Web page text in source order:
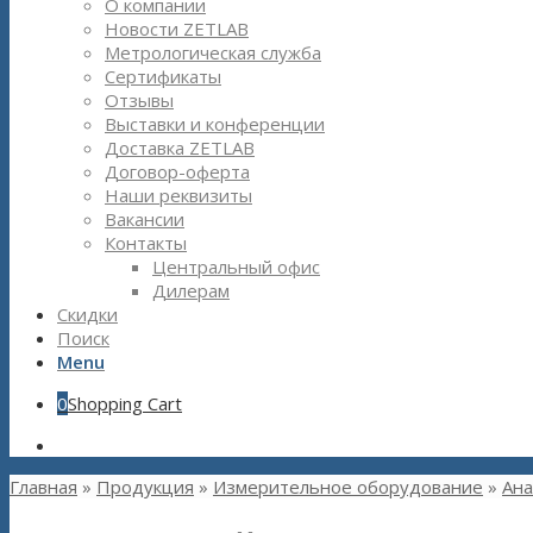
О компании
Новости ZETLAB
Метрологическая служба
Сертификаты
Отзывы
Выставки и конференции
Доставка ZETLAB
Договор-оферта
Наши реквизиты
Вакансии
Контакты
Центральный офис
Дилерам
Скидки
Поиск
Menu
0Shopping Cart
Главная » Продукция » Измерительное оборудование »